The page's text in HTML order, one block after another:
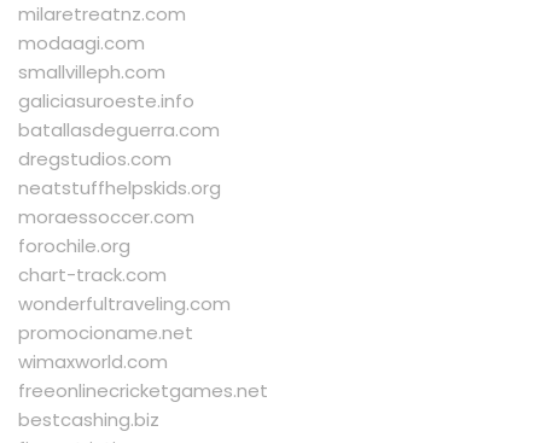
milaretreatnz.com
modaagi.com
smallvilleph.com
galiciasuroeste.info
batallasdeguerra.com
dregstudios.com
neatstuffhelpskids.org
moraessoccer.com
forochile.org
chart-track.com
wonderfultraveling.com
promocioname.net
wimaxworld.com
freeonlinecricketgames.net
bestcashing.biz